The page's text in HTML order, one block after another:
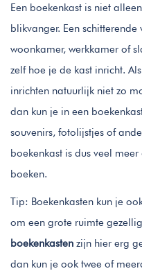
Een boekenkast is niet
blikvanger. Een
woonkamer, werkkamer of
zelf hoe je de kast inricht.
inrichten natuurlijk niet zo
dan kun je in een
souvenirs, fotolijstjes of
boekenkast is dus veel
boeken.
Tip: Boekenkasten kun je
om een grote ruimte
boekenkasten zijn hier erg
dan kun je ook twee of